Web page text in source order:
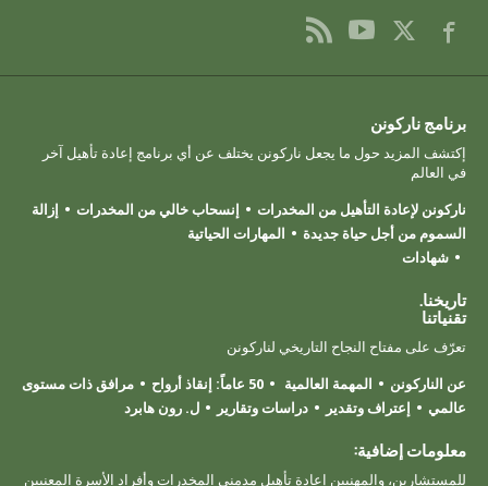
برنامج ناركونن
إكتشف المزيد حول ما يجعل ناركونن يختلف عن أي برنامج إعادة تأهيل آخر
في العالم
ناركونن لإعادة التأهيل من المخدرات
إنسحاب خالي من المخدرات
إزالة
السموم من أجل حياة جديدة
المهارات الحياتية
شهادات
تاريخنا.
تقنياتنا
تعرّف على مفتاح النجاح التاريخي لناركونن
عن الناركونن
المهمة العالمية 50 عاماً: إنقاذ أرواح
مرافق ذات مستوى
عالمي
إعتراف وتقدير دراسات وتقارير ل. رون هابرد
معلومات إضافية:
للمستشارين، والمهنيين إعادة تأهيل مدمني المخدرات وأفراد الأسرة المعنيين